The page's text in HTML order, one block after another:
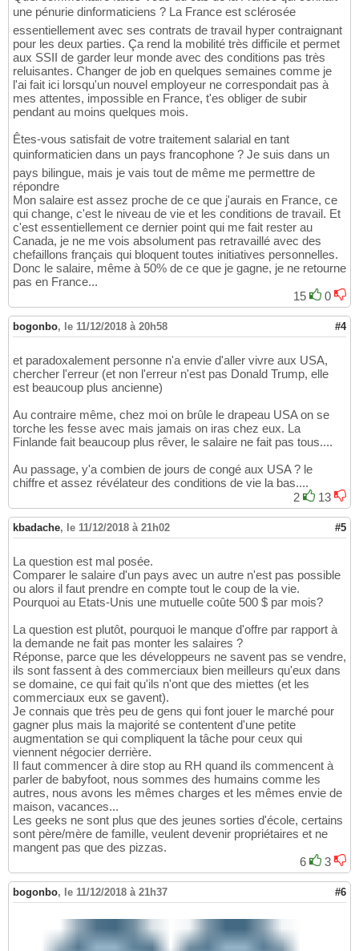
une pénurie dinformaticiens ? La France est sclérosée
essentiellement avec ses contrats de travail hyper contraignant
pour les deux parties. Ça rend la mobilité très difficile et permet
aux SSII de garder leur monde avec des conditions pas très
reluisantes. Changer de job en quelques semaines comme je
l'ai fait ici lorsqu'un nouvel employeur ne correspondait pas à
mes attentes, impossible en France, t'es obliger de subir
pendant au moins quelques mois.
Êtes-vous satisfait de votre traitement salarial en tant
quinformaticien dans un pays francophone ? Je suis dans un
pays bilingue, mais je vais tout de même me permettre de
répondre
Mon salaire est assez proche de ce que j'aurais en France, ce
qui change, c'est le niveau de vie et les conditions de travail. Et
c'est essentiellement ce dernier point qui me fait rester au
Canada, je ne me vois absolument pas retravaillé avec des
chefaillons français qui bloquent toutes initiatives personnelles.
Donc le salaire, même à 50% de ce que je gagne, je ne retourne
pas en France...
15
0
bogonbo, le 11/12/2018 à 20h58 #4
et paradoxalement personne n'a envie d'aller vivre aux USA,
chercher l'erreur (et non l'erreur n'est pas Donald Trump, elle
est beaucoup plus ancienne)
Au contraire même, chez moi on brûle le drapeau USA on se
torche les fesse avec mais jamais on iras chez eux. La
Finlande fait beaucoup plus rêver, le salaire ne fait pas tous....
Au passage, y'a combien de jours de congé aux USA ? le
chiffre et assez révélateur des conditions de vie la bas....
2
13
kbadache, le 11/12/2018 à 21h02 #5
La question est mal posée.
Comparer le salaire d'un pays avec un autre n'est pas possible
ou alors il faut prendre en compte tout le coup de la vie.
Pourquoi au Etats-Unis une mutuelle coûte 500 $ par mois?
La question est plutôt, pourquoi le manque d'offre par rapport à
la demande ne fait pas monter les salaires ?
Réponse, parce que les développeurs ne savent pas se vendre,
ils sont fassent à des commerciaux bien meilleurs qu'eux dans
se domaine, ce qui fait qu'ils n'ont que des miettes (et les
commerciaux eux se gavent).
Je connais que très peu de gens qui font jouer le marché pour
gagner plus mais la majorité se contentent d'une petite
augmentation se qui compliquent la tâche pour ceux qui
viennent négocier derrière.
Il faut commencer à dire stop au RH quand ils commencent à
parler de babyfoot, nous sommes des humains comme les
autres, nous avons les mêmes charges et les mêmes envie de
maison, vacances...
Les geeks ne sont plus que des jeunes sorties d'école, certains
sont père/mère de famille, veulent devenir propriétaires et ne
mangent pas que des pizzas.
6
3
bogonbo, le 11/12/2018 à 21h37 #6